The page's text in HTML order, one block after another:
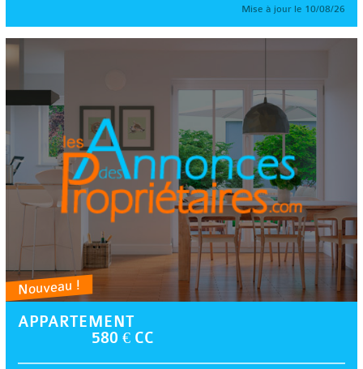
Mise à jour le 10/08/26
Nouveau !
APPARTEMENT
580 € CC